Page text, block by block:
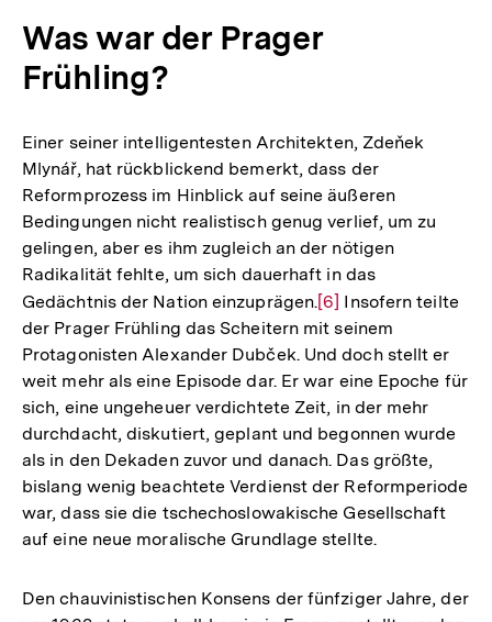
Was war der Prager
Frühling?
Einer seiner intelligentesten Architekten, Zdeňek
Mlynář, hat rückblickend bemerkt, dass der
Reformprozess im Hinblick auf seine äußeren
Bedingungen nicht realistisch genug verlief, um zu
gelingen, aber es ihm zugleich an der nötigen
Radikalität fehlte, um sich dauerhaft in das
Gedächtnis der Nation einzuprägen.Zur
Auflösung
der
Fußnote
[6] Insofern teilte
der Prager Frühling das Scheitern mit seinem
Protagonisten Alexander Dubček. Und doch stellt er
weit mehr als eine Episode dar. Er war eine Epoche für
sich, eine ungeheuer verdichtete Zeit, in der mehr
durchdacht, diskutiert, geplant und begonnen wurde
als in den Dekaden zuvor und danach. Das größte,
bislang wenig beachtete Verdienst der Reformperiode
war, dass sie die tschechoslowakische Gesellschaft
auf eine neue moralische Grundlage stellte.
Den chauvinistischen Konsens der fünfziger Jahre, der